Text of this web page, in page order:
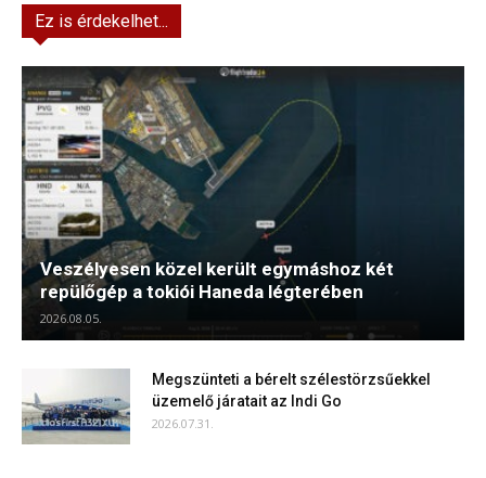
Ez is érdekelhet...
Veszélyesen közel került egymáshoz két
repülőgép a tokiói Haneda légterében
2026.08.05.
Megszünteti a bérelt szélestörzsűekkel
üzemelő járatait az Indi Go
2026.07.31.